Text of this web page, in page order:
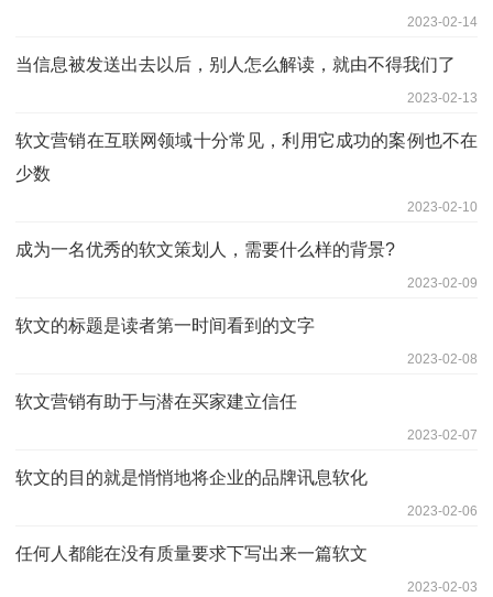
2023-02-14
当信息被发送出去以后，别人怎么解读，就由不得我们了
2023-02-13
软文营销在互联网领域十分常见，利用它成功的案例也不在
少数
2023-02-10
成为一名优秀的软文策划人，需要什么样的背景?
2023-02-09
软文的标题是读者第一时间看到的文字
2023-02-08
软文营销有助于与潜在买家建立信任
2023-02-07
软文的目的就是悄悄地将企业的品牌讯息软化
2023-02-06
任何人都能在没有质量要求下写出来一篇软文
2023-02-03